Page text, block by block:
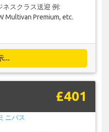
スクラス送迎 例:
Multivan Premium, etc.
...
£401